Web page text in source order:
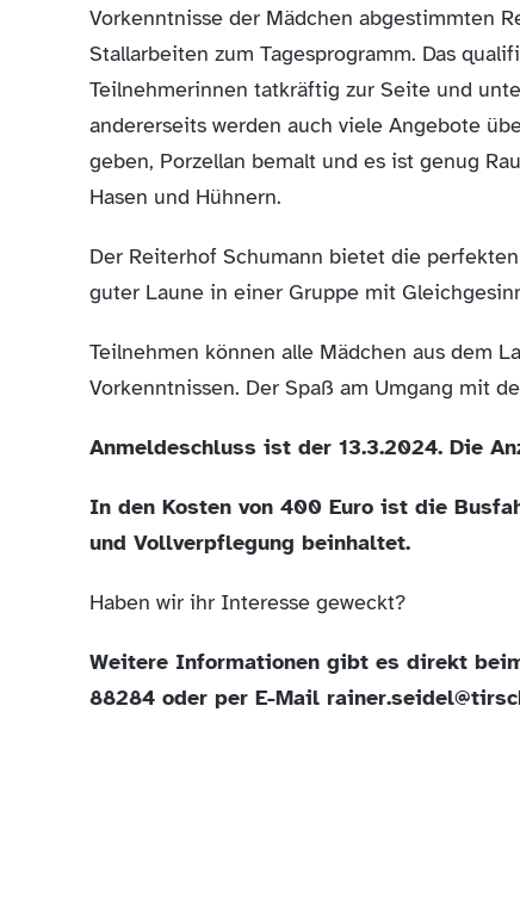
Vorkenntnisse der Mädchen abgestimmten
Stallarbeiten zum Tagesprogramm. Das
Teilnehmerinnen tatkräftig zur Seite und
andererseits werden auch viele Angebote
geben, Porzellan bemalt und es ist genug
Hasen und Hühnern.
Der Reiterhof Schumann bietet die
guter Laune in einer Gruppe mit
Teilnehmen können alle Mädchen aus dem
Vorkenntnissen. Der Spaß am Umgang mit
Anmeldeschluss ist der 13.3.2024. Die
In den Kosten von 400 Euro ist die
und Vollverpflegung beinhaltet.
Haben wir ihr Interesse geweckt?
Weitere Informationen gibt es direkt
88284 oder per E-Mail